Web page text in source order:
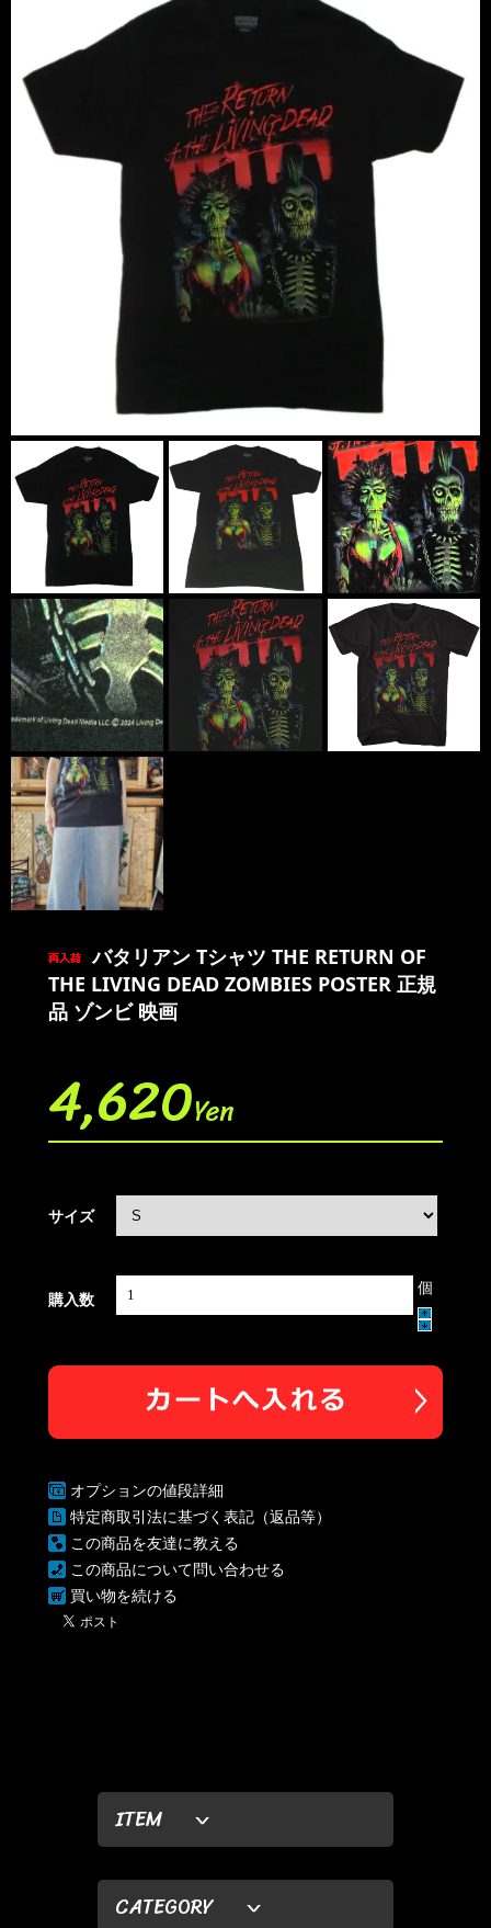
ITEM
CATEGORY
バタリアン Tシャツ THE RETURN OF
THE LIVING DEAD ZOMBIES POSTER 正規
品 ゾンビ 映画
4,620Yen
サイズ
購入数
個
オプションの値段詳細
特定商取引法に基づく表記（返品等）
この商品を友達に教える
この商品について問い合わせる
買い物を続ける